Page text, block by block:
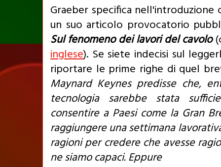
Graeber specifica
un suo articolo provocatorio
Sul fenomeno dei lavori del cavolo
inglese). Se siete indecisi sul
riportare le prime righe di quel
Maynard Keynes predisse che,
tecnologia sarebbe stata
consentire a Paesi come la Gran
raggiungere una settimana
ragioni per credere che avesse
ne siamo capaci. Eppure